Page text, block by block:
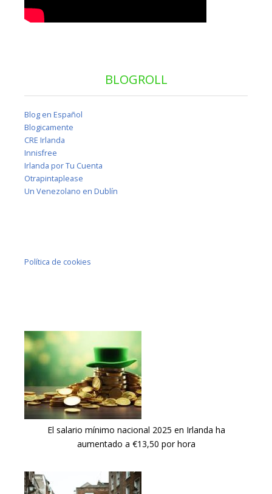
BLOGROLL
Blog en Español
Blogicamente
CRE Irlanda
Innisfree
Irlanda por Tu Cuenta
Otrapintaplease
Un Venezolano en Dublín
Política de cookies
El salario mínimo nacional 2025 en Irlanda ha
aumentado a €13,50 por hora